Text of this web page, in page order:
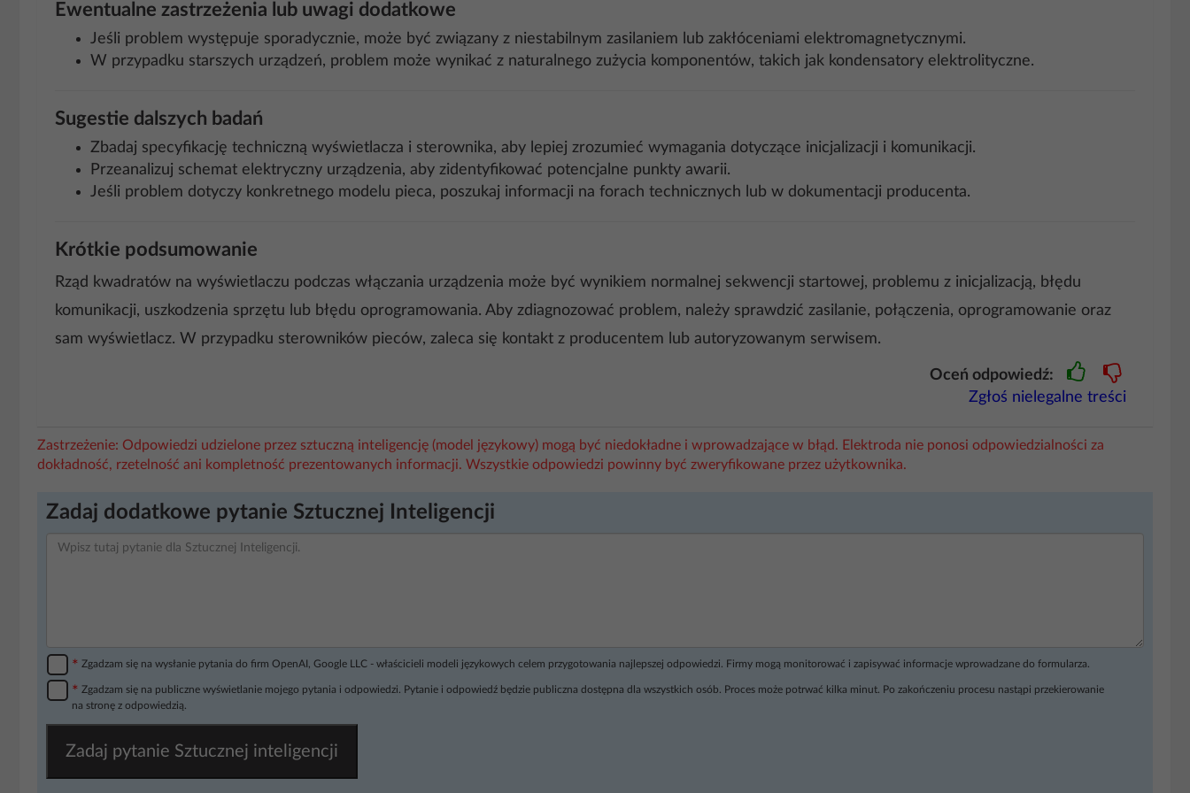
Ewentualne zastrzeżenia lub uwagi dodatkowe
Jeśli problem występuje sporadycznie, może być związany z niestabilnym zasilaniem lub zakłóceniami elektromagnetycznymi.
W przypadku starszych urządzeń, problem może wynikać z naturalnego zużycia komponentów, takich jak kondensatory elektrolityczne.
Sugestie dalszych badań
Zbadaj specyfikację techniczną wyświetlacza i sterownika, aby lepiej zrozumieć wymagania dotyczące inicjalizacji i komunikacji.
Przeanalizuj schemat elektryczny urządzenia, aby zidentyfikować potencjalne punkty awarii.
Jeśli problem dotyczy konkretnego modelu pieca, poszukaj informacji na forach technicznych lub w dokumentacji producenta.
Krótkie podsumowanie
Rząd kwadratów na wyświetlaczu podczas włączania urządzenia może być wynikiem normalnej sekwencji startowej, problemu z inicjalizacją, błędu
komunikacji, uszkodzenia sprzętu lub błędu oprogramowania. Aby zdiagnozować problem, należy sprawdzić zasilanie, połączenia, oprogramowanie oraz
sam wyświetlacz. W przypadku sterowników pieców, zaleca się kontakt z producentem lub autoryzowanym serwisem.
Oceń odpowiedź:
Zgłoś nielegalne treści
Zastrzeżenie: Odpowiedzi udzielone przez sztuczną inteligencję (model językowy) mogą być niedokładne i wprowadzające w błąd. Elektroda nie ponosi odpowiedzialności za
dokładność, rzetelność ani kompletność prezentowanych informacji. Wszystkie odpowiedzi powinny być zweryfikowane przez użytkownika.
Zadaj dodatkowe pytanie Sztucznej Inteligencji
* Zgadzam się na wysłanie pytania do firm OpenAI, Google LLC - właścicieli modeli językowych celem przygotowania najlepszej odpowiedzi. Firmy mogą monitorować i zapisywać informacje wprowadzane do formularza.
* Zgadzam się na publiczne wyświetlanie mojego pytania i odpowiedzi. Pytanie i odpowiedź będzie publiczna dostępna dla wszystkich osób. Proces może potrwać kilka minut. Po zakończeniu procesu nastąpi przekierowanie
na stronę z odpowiedzią.
Zadaj pytanie Sztucznej inteligencji